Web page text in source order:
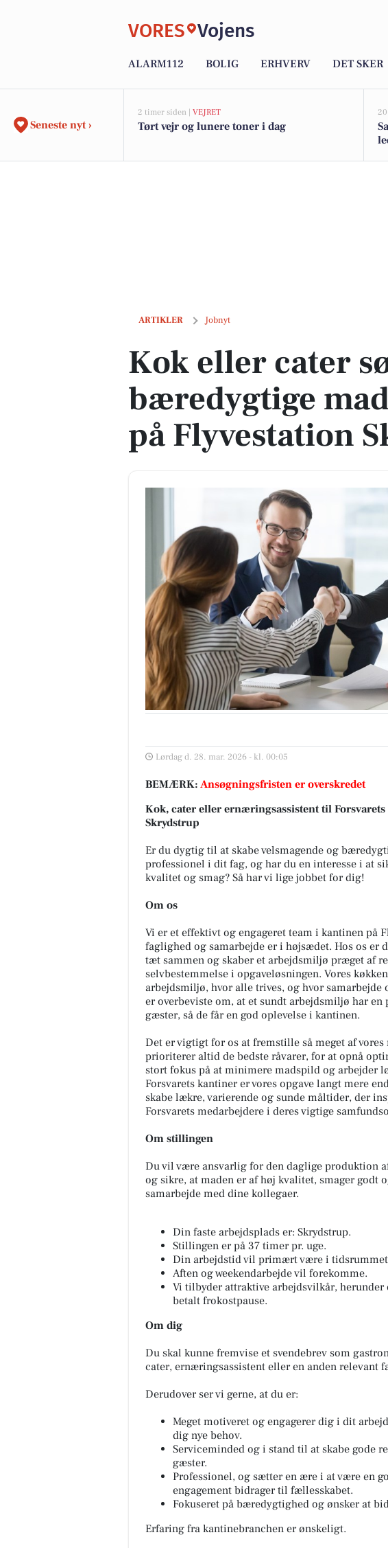
VORES Vojens
ALARM112 BOLIG ERHVERV DET SKER
Seneste nyt ›
2 timer siden | VEJRET
Tørt vejr og lunere toner i dag
ARTIKLER Jobnyt
Kok eller cater søges til bæredygtige madoplevelser på
Kok eller cater
bæredygtige
på Flyvestation
Lørdag d. 28. mar. 2026 - kl. 00:05
BEMÆRK: Ansøgningsfristen er overskredet
Kok, cater eller ernæringsassistent til
Skrydstrup
Er du dygtig til at skabe velsmagende og
professionel i dit fag, og har du en interesse i at
kvalitet og smag? Så har vi lige jobbet for dig!
Om os
Vi er et effektivt og engageret team i kantinen på
faglighed og samarbejde er i højsædet. Hos os
tæt sammen og skaber et arbejdsmiljø præget af
selvbestemmelse i opgaveløsningen. Vores
arbejdsmiljø, hvor alle trives, og hvor
er overbeviste om, at et sundt arbejdsmiljø har
gæster, så de får en god oplevelse i kantinen.
Det er vigtigt for os at fremstille så meget af
prioriterer altid de bedste råvarer, for at opnå
stort fokus på at minimere madspild og arbejder
Forsvarets kantiner er vores opgave langt mere
skabe lækre, varierende og sunde måltider, der
Forsvarets medarbejdere i deres vigtige
Om stillingen
Du vil være ansvarlig for den daglige produktion
og sikre, at maden er af høj kvalitet, smager godt
samarbejde med dine kollegaer.
Din faste arbejdsplads er: Skrydstrup.
Stillingen er på 37 timer pr. uge.
Din arbejdstid vil primært være i tidsrummet
Aften og weekendarbejde vil forekomme.
Vi tilbyder attraktive arbejdsvilkår,
betalt frokostpause.
Om dig
Du skal kunne fremvise et svendebrev som
cater, ernæringsassistent eller en anden relevant
Derudover ser vi gerne, at du er:
Meget motiveret og engagerer dig i dit
dig nye behov.
Serviceminded og i stand til at skabe gode
gæster.
Professionel, og sætter en ære i at være en
engagement bidrager til fællesskabet.
Fokuseret på bæredygtighed og ønsker at
Erfaring fra kantinebranchen er ønskeligt.